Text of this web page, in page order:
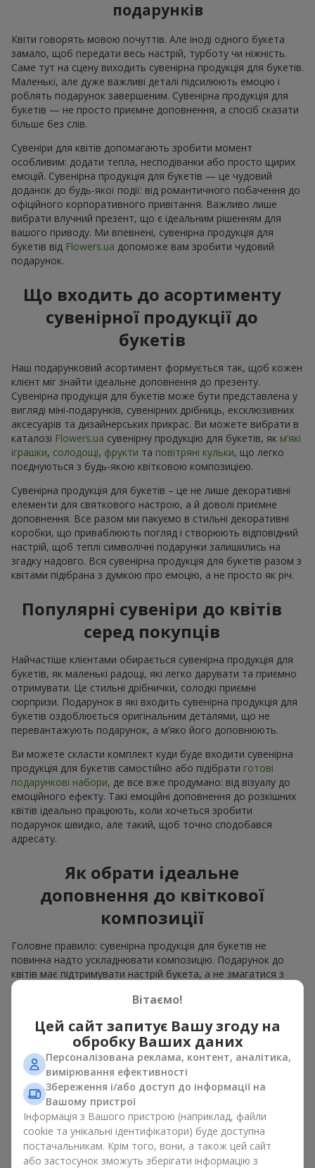
подарунків
Квіти говорять мовою почуттів. Але іноді одного букета
замало, щоб передати весь настрій, турботу чи ніжність.
Саме тут на сцену виходить сувенірна продукція для букетів.
Маленькі, але дуже важливі деталі підсилюють емоцію і
роблять подарунок завершеним. Сувенірна продукція для
букетів — не просто приємне доповнення, а спосіб сказати
більше без слів.
Сувеніри для квітів допомагають зробити момент
особливим: додати тепла, несподіванки або просто щирих
емоцій. Сувенірна продукція для букетів — це чудовий
доданок до будь-якої події: від романтичного побачення до
офіційного корпоративного привітання. Важливо лише
вибрати влучний презент, що є ідеальним рішенням для
вашого приводу. Ми впевнені, сувенірна продукція для
букетів від Flowers.ua допоможе вам зробити чудовий
подарунок.
Що входить до асортименту
сувенірної продукції до
букетів
Наш подарунковий асортимент формується так, щоб кожен
клієнт міг знайти ідеальне доповнення до презенту.
Сувенірна продукція для букетів може бути представлена у
вигляді міні-подарунків, сувенірних дрібниць, ексклюзивних
аксесуарів та дизайнерських прикрас. Ви можете вибрати в
каталозі Flowers.ua cувенірну продукцію для букетів, як м’які
іграшки, солодощі, фрукти та повітряні кульки, що легко
поєднуються з будь-якою квітковою композицією.
Сувенірна продукція для букетів – це не лише декоративні
елементи для святкового настрою, а й доволі приємне
доповнення. Все разом ми пакуємо в стильні декоративні
коробки, що приваблюють погляд і створюють відповідний
настрій, щоб теплі символічні подарунки залишились на
згадку надовго. Вся сувенірна продукція для букетів разом з
квітами підібрана з думкою про емоцію, а не просто як річ.
Популярні сувеніри до квітів
серед покупців
Найчастіше клієнтами обирається сувенірна продукція для
букетів, як маленькі радощі, які легко дарувати та приємно
отримувати. Це стильні дрібнички, солодкі приємні
сюрпризи. Подарунок в які входить сувенірна продукція для
букетів оздоблюється оригінальним деталями, що не
перевантажують подарунок, а м’яко його доповнюють.
Ви можете скласти комплект куди буде входити сувенірна
продукція для букетів самостійно або підібрати готові
подарункові набори, де все вже продумано: від візуалу до
емоційного ефекту. Такі емоційні доповнення до розкішних
квітів ідеально працюють, коли хочеться зробити
подарунок швидко, але такий, щоб точно сподобався
адресату.
Як обрати ідеальне
доповнення до квіткової
композиції
Головне правило: сувенірна продукція для букетів не
повинна надто ускладнювати композицію. Подарунок до
квітів має підтримувати настрій букета, а не змагатися з
ним. Для ніжних композицій підійде сувенірна продукція для
букетів, як легкі символічні додатки та легкі елементи
Для яскравих є сенс використати більш сміливі додаткові
акценти, як вишуканіцукеркичи дорогі сувеніри.
Сувенірна продукція для букетів повинна вибиратись,
враховуючи й привід, і людину, якій адресований подарунок.
Якщо сумніваєтесь, яка сувенірна продукція для букетів вам
потрібна — обирайте універсальні маленькі приємності,
широкий вибір яких знайдеться у нашому каталозі.
Сувеніри до букетів на різні свята
Вітаємо!
Цей сайт запитує Вашу згоду на
обробку Ваших даних
Персоналізована реклама, контент, аналітика,
вимірювання ефективності
Збереження і/або доступ до інформації на
Вашому пристрої
Інформація з Вашого пристрою (наприклад, файли
cookie та унікальні ідентифікатори) буде доступна
постачальникам. Крім того, вони, а також цей сайт
або застосунок зможуть зберігати інформацію з